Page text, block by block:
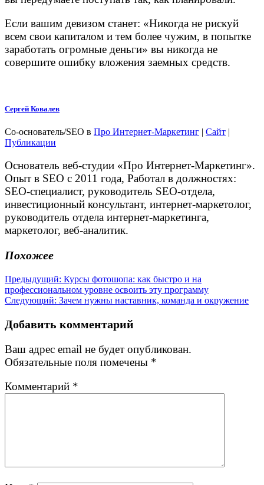
Если вашим девизом станет: «Никогда не рискуй
всем свои капиталом и тем более чужим, в попытке
заработать огромные деньги» вы никогда не
совершите ошибку вложения заемных средств.
Сергей Ковалев
Со-основатель/SEO в Про Интернет-Маркетинг | Сайт |
Публикации
Основатель веб-студии «Про Интернет-Маркетинг».
Опыт в SEO с 2011 года, Работал в должностях:
SEO-специалист, руководитель SEO-отдела,
инвестиционный консультант, интернет-маркетолог,
руководитель отдела интернет-маркетинга,
маркетолог, веб-аналитик.
Похожее
Навигация
по
записям
Предыдущий: Предыдущая
запись:
Курсы фотошопа: как быстро и на
профессиональном уровне освоить эту программу
Следующий: Следующая
Зачем нужны наставник, команда и окружение
Добавить комментарий
Ваш адрес email не будет опубликован.
Обязательные поля помечены *
Комментарий *